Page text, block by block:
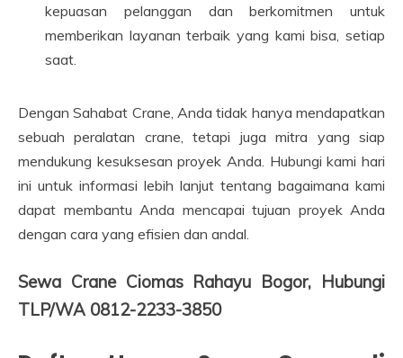
kepuasan pelanggan dan berkomitmen untuk
memberikan layanan terbaik yang kami bisa, setiap
saat.
Dengan Sahabat Crane, Anda tidak hanya mendapatkan
sebuah peralatan crane, tetapi juga mitra yang siap
mendukung kesuksesan proyek Anda. Hubungi kami hari
ini untuk informasi lebih lanjut tentang bagaimana kami
dapat membantu Anda mencapai tujuan proyek Anda
dengan cara yang efisien dan andal.
Sewa Crane Ciomas Rahayu Bogor, Hubungi
TLP/WA 0812-2233-3850